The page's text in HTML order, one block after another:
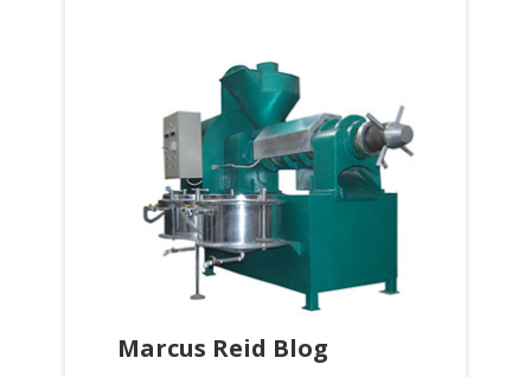
Marcus Reid Blog